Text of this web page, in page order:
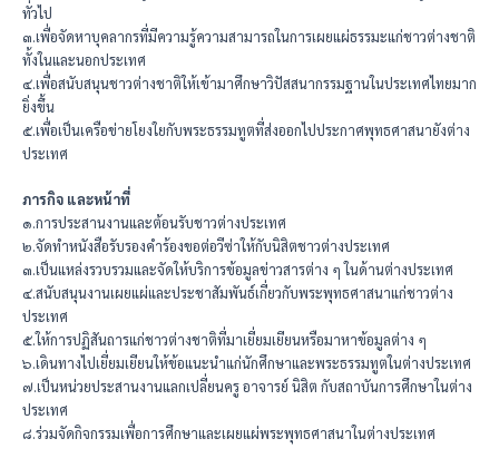
ทั่วไป
๓.เพื่อจัดหาบุคลากรที่มีความรู้ความสามารถในการเผยแผ่ธรรมะแก่ชาวต่างชาติ
ทั้งในและนอกประเทศ
๔.เพื่อสนับสนุนชาวต่างชาติให้เข้ามาศึกษาวิปัสสนากรรมฐานในประเทศไทยมาก
ยิ่งขึ้น
๕.เพื่อเป็นเครือข่ายโยงใยกับพระธรรมทูตที่ส่งออกไปประกาศพุทธศาสนายังต่าง
ประเทศ
ภารกิจ และหน้าที่
๑.การประสานงานและต้อนรับชาวต่างประเทศ
๒.จัดทำหนังสือรับรองคำร้องขอต่อวีซ่าให้กับนิสิตชาวต่างประเทศ
๓.เป็นแหล่งรวบรวมและจัดให้บริการข้อมูลข่าวสารต่าง ๆ ในด้านต่างประเทศ
๔.สนับสนุนงานเผยแผ่และประชาสัมพันธ์เกี่ยวกับพระพุทธศาสนาแก่ชาวต่าง
ประเทศ
๕.ให้การปฏิสันถารแก่ชาวต่างชาติที่มาเยี่ยมเยียนหรือมาหาข้อมูลต่าง ๆ
๖.เดินทางไปเยี่ยมเยียนให้ข้อแนะนำแก่นักศึกษาและพระธรรมทูตในต่างประเทศ
๗.เป็นหน่วยประสานงานแลกเปลี่ยนครู อาจารย์ นิสิต กับสถาบันการศึกษาในต่าง
ประเทศ
๘.ร่วมจัดกิจกรรมเพื่อการศึกษาและเผยแผ่พระพุทธศาสนาในต่างประเทศ